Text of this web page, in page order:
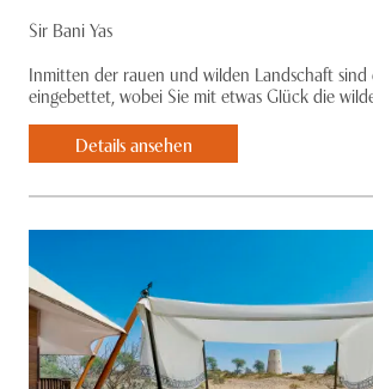
Sir Bani Yas
Inmitten der rauen und wilden Landschaft sind
eingebettet, wobei Sie mit etwas Glück die
Details ansehen